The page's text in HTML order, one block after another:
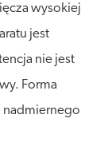
wysokiej
jest
nie jest
Forma
nadmiernego